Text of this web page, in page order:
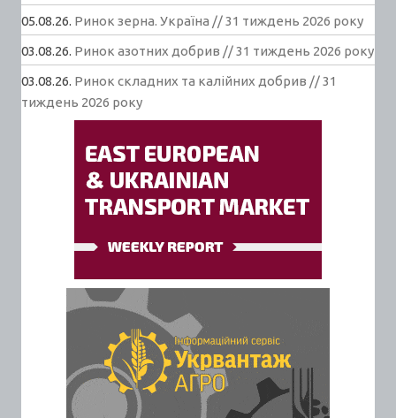
05.08.26. Ринок зерна. Україна // 31 тиждень 2026 року
03.08.26. Ринок азотних добрив // 31 тиждень 2026 року
03.08.26. Ринок складних та калійних добрив // 31
тиждень 2026 року